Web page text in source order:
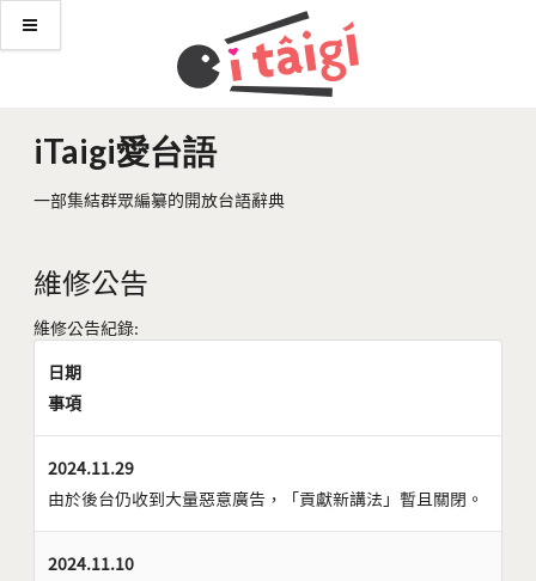
iTaigi愛台語
一部集結群眾編纂的開放台語辭典
維修公告
維修公告紀錄:
日期
事項
2024.11.29
由於後台仍收到大量惡意廣告，「貢獻新講法」暫且關閉。
2024.11.10